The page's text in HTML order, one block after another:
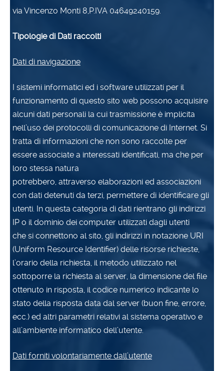
via Vincenzo Monti 8,P.IVA 04649240159.
Tipologie di Dati raccolti
Dati di navigazione
I sistemi informatici ed i software utilizzati per il
funzionamento di questo sito web possono acquisire
alcuni dati personali la cui trasmissione è implicita
nell’uso dei protocolli di comunicazione di Internet. Si
tratta di informazioni che non sono raccolte per
essere associate a interessati identificati, ma che per
loro stessa natura
potrebbero, attraverso elaborazioni ed associazioni
con dati detenuti da terzi, permettere di identificare gli
utenti. In questa categoria di dati rientrano gli indirizzi
IP o il dominio dei computer utilizzati dagli utenti
che si connettono al sito, gli indirizzi in notazione URI
(Uniform Resource Identifier) delle risorse richieste,
l’orario della richiesta, il metodo utilizzato nel
sottoporre la richiesta al server, la dimensione del file
ottenuto in risposta, il codice numerico indicante lo
stato della risposta data dal server (buon fine, errore,
ecc.) ed altri parametri relativi al sistema operativo e
all’ambiente informatico dell’utente.
Dati forniti volontariamente dall’utente